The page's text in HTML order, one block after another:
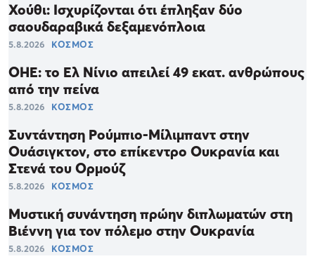
Χούθι: Ισχυρίζονται ότι έπληξαν δύο
σαουδαραβικά δεξαμενόπλοια
5.8.2026 ΚΟΣΜΟΣ
ΟΗΕ: το Ελ Νίνιο απειλεί 49 εκατ. ανθρώπους
από την πείνα
5.8.2026 ΚΟΣΜΟΣ
Συντάντηση Ρούμπιο-Μίλιμπαντ στην
Ουάσιγκτον, στο επίκεντρο Ουκρανία και
Στενά του Ορμούζ
5.8.2026 ΚΟΣΜΟΣ
Μυστική συνάντηση πρώην διπλωματών στη
Βιέννη για τον πόλεμο στην Ουκρανία
5.8.2026 ΚΟΣΜΟΣ